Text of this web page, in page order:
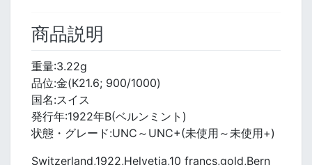
商品説明
重量:3.22g
品位:金(K21.6; 900/1000)
国名:スイス
発行年:1922年B(ベルンミント)
状態・グレード:UNC～UNC+(未使用～未使用+)
Switzerland,1922,Helvetia,10 francs,gold,Bern